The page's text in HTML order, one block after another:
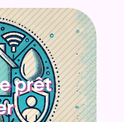
prêt